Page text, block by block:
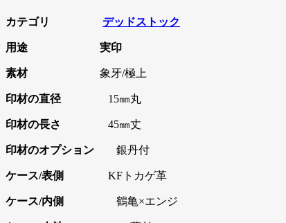
カテゴリ デッドストック
用途 実印
素材 象牙/極上
印材の直径 15㎜丸
印材の長さ 45㎜丈
印材のオプション 銀丹付
ケース/表側 KFトカゲ革
ケース/内側 鶴亀×エンジ